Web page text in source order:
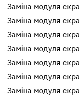
Заміна модуля
Заміна модуля
Заміна модуля
Заміна модуля
Заміна модуля
Заміна модуля
Заміна модуля